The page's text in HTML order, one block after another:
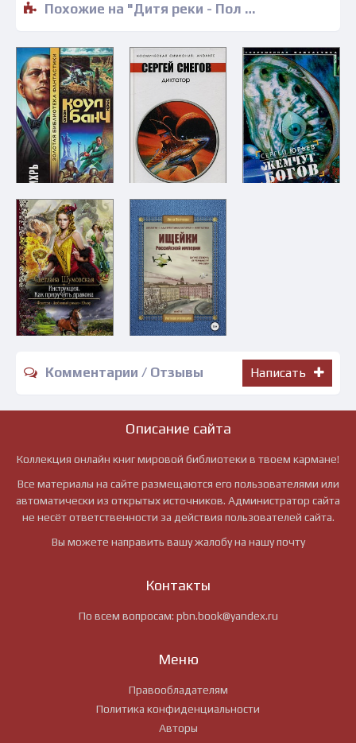
Похожие на "Дитя реки - Пол Дж. Макоули" книги читать бесплатно полные версии
Комментарии / Отзывы Написать
Описание сайта
Коллекция онлайн книг мировой библиотеки в твоем кармане!
Все материалы на сайте размещаются его пользователями или
автоматически из открытых источников. Администратор сайта
не несёт ответственности за действия пользователей сайта.
Вы можете направить вашу жалобу на нашу почту
Контакты
По всем вопросам: pbn.book@yandex.ru
Меню
Правообладателям
Политика конфиденциальности
Авторы